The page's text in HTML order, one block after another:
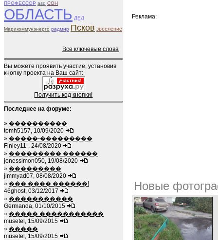
ПРОФЕССОР asd СОН
ОБЛАСТЬ ДЕД
Марикоммунэнерго радмир Псков звселение
Все ключевые слова
Вы можете проявить участие, установив
кнопку проекта на Ваш сайт:
Получить код кнопки!
Последнее на форуме:
» ����������
tomh5157, 10/09/2020
» �����-���������
Finley11-, 24/08/2020
» ��������� ������
jonessimon050, 19/08/2020
» ���������
jimmyad07, 08/08/2020
» ��� ���� ������!
46ghost, 03/12/2017
» �����������
Germanda, 01/10/2015
» ����� �����������
musetel, 15/09/2015
» �����
musetel, 15/09/2015
Реклама:
Новые